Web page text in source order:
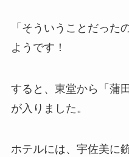
「そういうことだった
ようです！
すると、東堂から「蒲
が入りました。
ホテルには、宇佐美に